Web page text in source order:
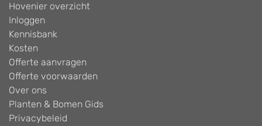
Hovenier overzicht
Inloggen
Kennisbank
Kosten
Offerte aanvragen
Offerte voorwaarden
Over ons
Planten & Bomen Gids
Privacybeleid